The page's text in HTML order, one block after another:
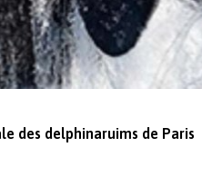
des delphinaruims de Paris